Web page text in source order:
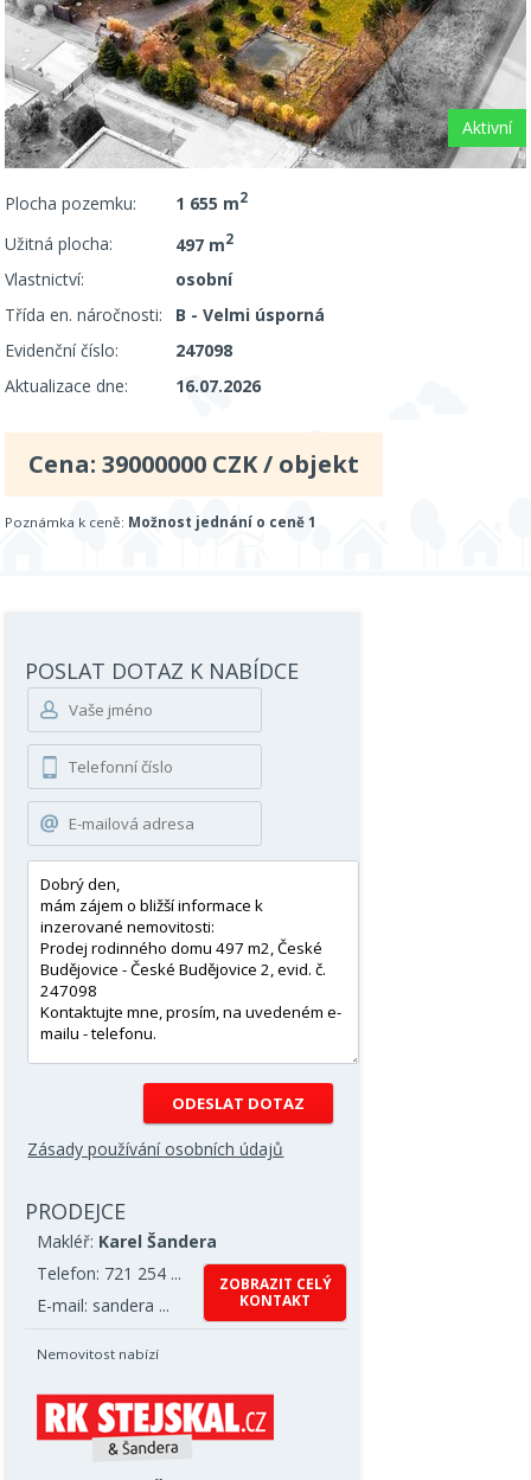
Aktivní
Plocha pozemku: 1 655 m2
Užitná plocha: 497 m2
Vlastnictví:
osobní
Třída en. náročnosti:
B - Velmi úsporná
Evidenční číslo:
247098
Aktualizace dne:
16.07.2026
Cena:39000000 CZK / objekt
Poznámka k ceně: Možnost jednání o ceně 1
POSLAT DOTAZ K NABÍDCE
Zásady používání osobních údajů
PRODEJCE
Makléř: Karel Šandera
Telefon: 721 254 ...
E-mail: sandera ...
ZOBRAZIT CELÝ
KONTAKT
Nemovitost nabízí